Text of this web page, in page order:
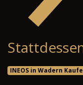
INEOS in Wadern